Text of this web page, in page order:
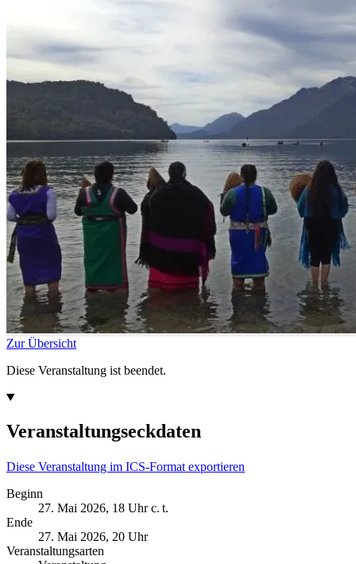
Zur Übersicht
Diese Veranstaltung ist beendet.
Veranstaltungseckdaten
Diese Veranstaltung im ICS-Format exportieren
Beginn
27. Mai 2026, 18 Uhr c. t.
Ende
27. Mai 2026, 20 Uhr
Veranstaltungsarten